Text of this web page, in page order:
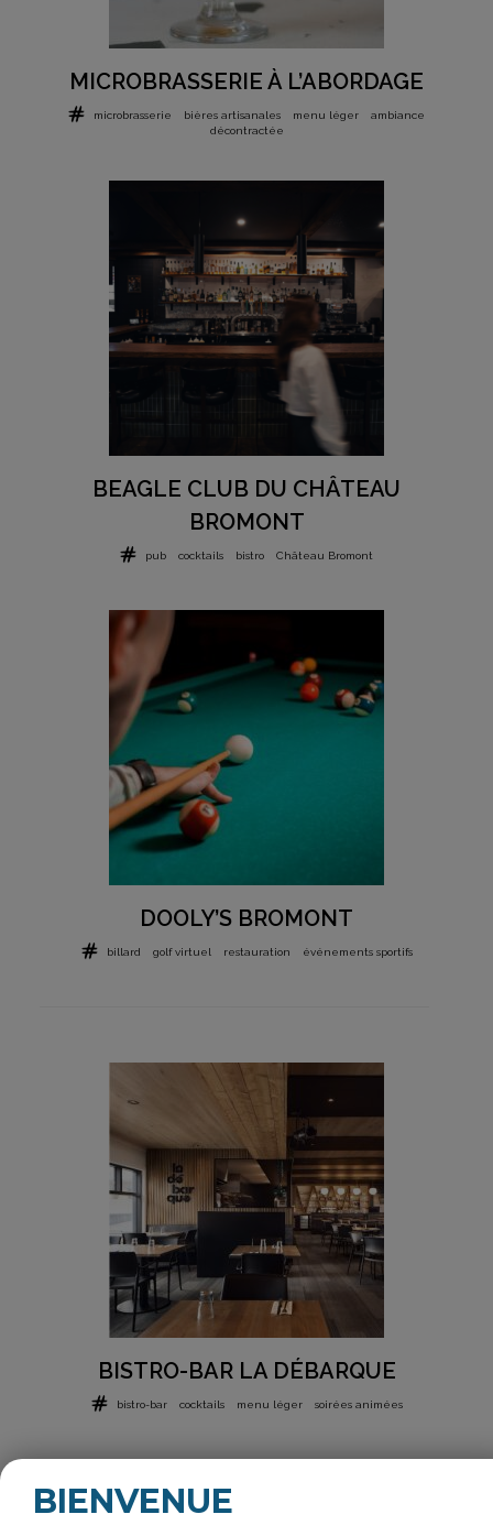
MICROBRASSERIE À L’ABORDAGE
microbrasserie bières artisanales menu léger
ambiance
décontractée
BEAGLE CLUB DU CHÂTEAU
BROMONT
pub cocktails bistro Château Bromont
DOOLY’S BROMONT
billard golf virtuel restauration événements sportifs
BISTRO-BAR LA DÉBARQUE
bistro-bar cocktails menu léger soirées animées
BIENVENUE